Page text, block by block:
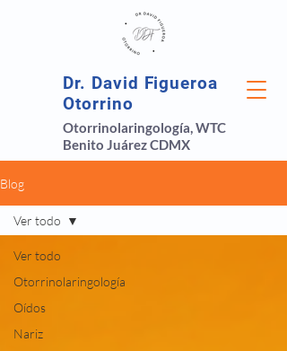
Dr. David Figueroa
Otorrino
Otorrinolaringología, WTC
Benito Juárez CDMX
Blog
Ver todo
Otorrinolaringología
Oídos
Nariz
Ver todo